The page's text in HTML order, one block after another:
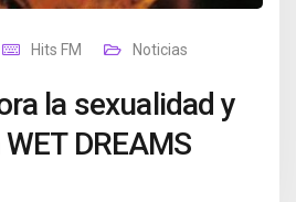
Hits FM Noticias
la sexualidad y
DREAMS